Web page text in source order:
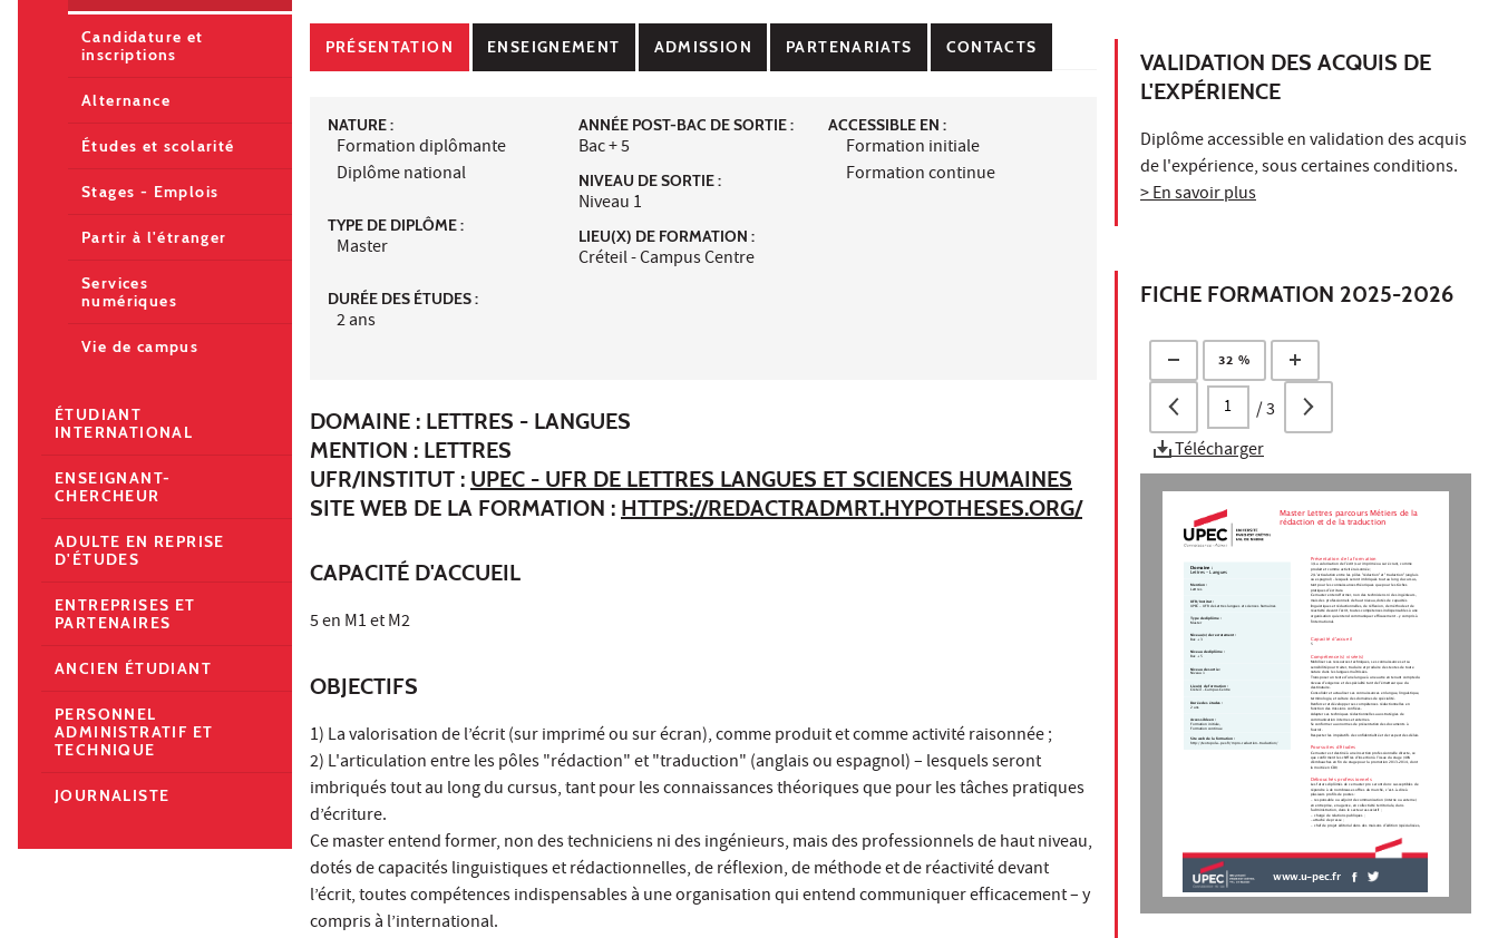
PRÉSENTATION ENSEIGNEMENT ADMISSION PARTENARIATS CONTACTS
NATURE :
Formation diplômante
Diplôme national
TYPE DE DIPLÔME :
Master
DURÉE DES ÉTUDES :
2 ans
ANNÉE POST-BAC DE SORTIE :
Bac + 5
NIVEAU DE SORTIE :
Niveau 1
LIEU(X) DE FORMATION :
Créteil - Campus Centre
ACCESSIBLE EN :
Formation initiale
Formation continue
DOMAINE : LETTRES - LANGUES
MENTION : LETTRES
UFR/INSTITUT : UPEC - UFR DE LETTRES LANGUES ET SCIENCES HUMAINES
SITE WEB DE LA FORMATION : HTTPS://REDACTRADMRT.HYPOTHESES.ORG/
CAPACITÉ D'ACCUEIL
5 en M1 et M2
OBJECTIFS
1) La valorisation de l’écrit (sur imprimé ou sur écran), comme produit et comme activité raisonnée ;
2) L'articulation entre les pôles "rédaction" et "traduction" (anglais ou espagnol) – lesquels seront
imbriqués tout au long du cursus, tant pour les connaissances théoriques que pour les tâches pratiques
d’écriture.
Ce master entend former, non des techniciens ni des ingénieurs, mais des professionnels de haut niveau,
dotés de capacités linguistiques et rédactionnelles, de réflexion, de méthode et de réactivité devant
l’écrit, toutes compétences indispensables à une organisation qui entend communiquer efficacement – y
compris à l’international.
VALIDATION DES ACQUIS DE
L'EXPÉRIENCE
Diplôme accessible en validation des acquis
de l'expérience, sous certaines conditions.
> En savoir plus
FICHE FORMATION 2025-2026
32 %
/3
Télécharger
Master Lettres parcours Métiers de la
rédaction et de la traduction
Présentation de la formation
1) La valorisation de l’écrit (sur imprimé ou sur écran), comme
produit et comme activité raisonnée ;
2) L'articulation entre les pôles "rédaction" et "traduction" (anglais
ou espagnol) – lesquels seront imbriqués tout au long du cursus,
tant pour les connaissances théoriques que pour les tâches
pratiques d’écriture.
Ce master entend former, non des techniciens ni des ingénieurs,
mais des professionnels de haut niveau, dotés de capacités
linguistiques et rédactionnelles, de réflexion, de méthode et de
réactivité devant l’écrit, toutes compétences indispensables à une
organisation qui entend communiquer efficacement – y compris à
l’international.
Capacité d'accueil
5
Compétence(s) visée(s)
Mobiliser ses ressources techniques, ses connaissances et sa
sensibilité pour traiter, traduire et produire des textes de toute
nature dans les langues maîtrisées.
Transposer un texte d’une langue à une autre en tenant compte du
niveau d’exigence et de spécialité tant de l’émetteur que du
destinataire.
Consolider et actualiser ses connaissances en langue, linguistique,
terminologie, et culture des domaines de spécialité.
Renforcer et développer ses compétences rédactionnelles en
fonction des missions confiées.
Adapter ses techniques rédactionnelles aux stratégies de
communication internes et externes.
Se conformer aux normes de présentation des documents à
fournir.
Respecter les impératifs de confidentialité et de respect des délais
Poursuites d'études
Ce master est destiné à une insertion professionnelle directe, ce
que confirment les chiffres d'insertion à l'issue du stage (40%
d'embauches en fin de stage pour la promotion 2013-2014, dont
la moitié en CDI)
Débouchés professionnels
Les futurs diplômés de ce master pro seront donc susceptibles de
répondre à de nombreuses offres du marché, c’est-à-dire à
plusieurs profils de postes :
-  responsable ou adjoint de communication (interne ou externe)
en entreprise, en agence, en collectivité territoriale, dans
l’administration, dans le secteur associatif ;
-  chargé de relations publiques ;
- attaché de presse ;
-  chef de projet éditorial dans des maisons d’édition (spécialisées,
Domaine :
Lettres - Langues
Mention :
Lettres
UFR/Institut :
UPEC - UFR de Lettres langues et sciences humaines
Type de diplôme :
Master
Niveau(x) de recrutement :
Bac + 3
Niveau de diplôme :
Bac + 5
Niveau de sortie :
Niveau 1
Lieu(x) de formation :
Créteil - Campus Centre
Durée des études :
2 ans
Accessible en :
Formation initiale,
Formation continue
Site web de la formation :
http://textopol.u-pec.fr/mpro-redaction-traduction/
www.u-pec.fr
Candidature et
inscriptions
Alternance
Études et scolarité
Stages - Emplois
Partir à l'étranger
Services
numériques
Vie de campus
ÉTUDIANT
INTERNATIONAL
ENSEIGNANT-
CHERCHEUR
ADULTE EN REPRISE
D'ÉTUDES
ENTREPRISES ET
PARTENAIRES
ANCIEN ÉTUDIANT
PERSONNEL
ADMINISTRATIF ET
TECHNIQUE
JOURNALISTE